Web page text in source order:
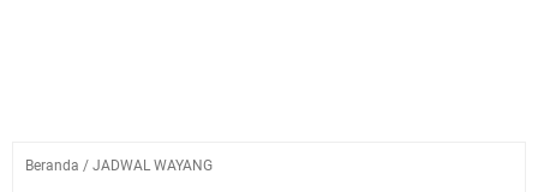
Beranda / JADWAL WAYANG